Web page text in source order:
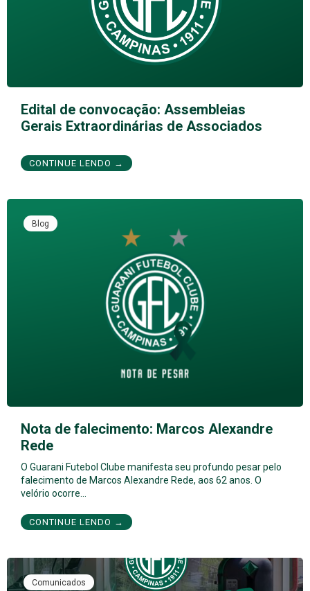
Edital de convocação: Assembleias
Gerais Extraordinárias de Associados
CONTINUE LENDO →
Blog
Nota de falecimento: Marcos Alexandre
Rede
O Guarani Futebol Clube manifesta seu profundo pesar pelo
falecimento de Marcos Alexandre Rede, aos 62 anos. O
velório ocorre…
CONTINUE LENDO →
Comunicados